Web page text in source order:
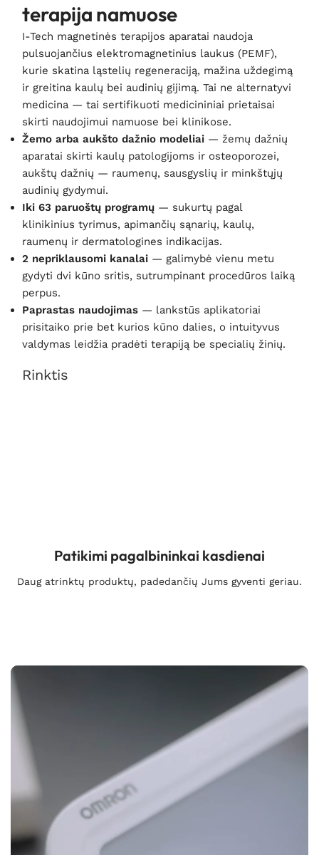
terapija namuose
I-Tech magnetinės terapijos aparatai naudoja
pulsuojančius elektromagnetinius laukus (PEMF),
kurie skatina ląstelių regeneraciją, mažina uždegimą
ir greitina kaulų bei audinių gijimą. Tai ne alternatyvi
medicina — tai sertifikuoti medicininiai prietaisai
skirti naudojimui namuose bei klinikose.
Žemo arba aukšto dažnio modeliai — žemų dažnių
aparatai skirti kaulų patologijoms ir osteoporozei,
aukštų dažnių — raumenų, sausgyslių ir minkštųjų
audinių gydymui.
Iki 63 paruoštų programų — sukurtų pagal
klinikinius tyrimus, apimančių sąnarių, kaulų,
raumenų ir dermatologines indikacijas.
2 nepriklausomi kanalai — galimybė vienu metu
gydyti dvi kūno sritis, sutrumpinant procedūros laiką
perpus.
Paprastas naudojimas — lankstūs aplikatoriai
prisitaiko prie bet kurios kūno dalies, o intuityvus
valdymas leidžia pradėti terapiją be specialių žinių.
Rinktis
Patikimi pagalbininkai kasdienai
Daug atrinktų produktų, padedančių Jums gyventi geriau.
Padėsime išsirinkti Jums labiausiai tinkamą
produktą, paskambinkite ar parašykite mums.